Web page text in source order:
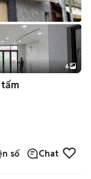
+2
6
tấm
số Chat